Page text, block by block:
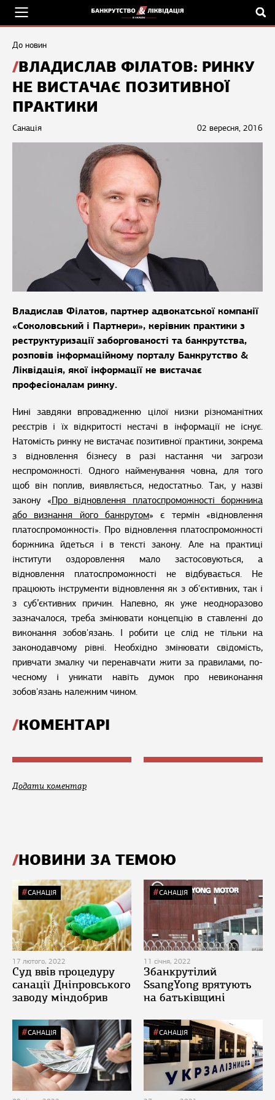
До новин
ВЛАДИСЛАВ ФІЛАТОВ: РИНКУ
НЕ ВИСТАЧАЄ ПОЗИТИВНОЇ
ПРАКТИКИ
02 вересня, 2016
Санація
Владислав Філатов, партнер адвокатської компанії
«Соколовський і Партнери», керівник практики з
реструктуризації заборгованості та банкрутства,
розповів інформаційному порталу Банкрутство &
Ліквідація, якої інформації не вистачає
професіоналам ринку.
Нині завдяки впровадженню цілої низки різноманітних
реєстрів і їх відкритості нестачі в інформації не існує.
Натомість ринку не вистачає позитивної практики, зокрема
з відновлення бізнесу в разі настання чи загрози
неспроможності. Одного найменування човна, для того
щоб він поплив, виявляється, недостатньо. Так, у назві
закону «Про відновлення платоспроможності боржника
або визнання його банкрутом» є термін «відновлення
платоспроможності». Про відновлення платоспроможності
боржника йдеться і в тексті закону. Але на практиці
інститути оздоровлення мало застосовуються, а
відновлення платоспроможності не відбувається. Не
працюють інструменти відновлення як з об'єктивних, так і
з суб’єктивних причин. Напевно, як уже неодноразово
зазначалося, треба змінювати концепцію в ставленні до
виконання зобов'язань. І робити це слід не тільки на
законодавчому рівні. Необхідно змінювати свідомість,
привчати змалку чи перенавчати жити за правилами, по-
чесному і уникати навіть думок про невиконання
зобов'язань належним чином.
КОМЕНТАРІ
Додати коментар
НОВИНИ ЗА ТЕМОЮ
САНАЦІЯ
17 лютого, 2022
Суд ввів процедуру
санації Дніпровського
заводу міндобрив
САНАЦІЯ
11 січня, 2022
Збанкрутілий
SsangYong врятують
на батьківщині
САНАЦІЯ САНАЦІЯ